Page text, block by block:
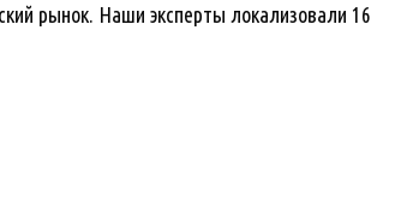
рынок. Наши эксперты локализовали 16